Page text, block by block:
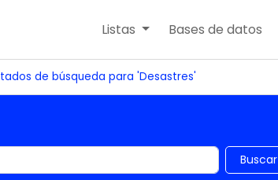
Listas Bases de datos
de búsqueda para 'Desastres'
por palabra clave Buscar